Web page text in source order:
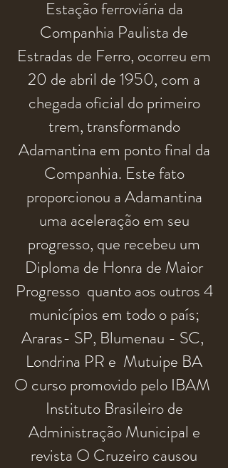
Estaçãoferroviária da
Companhia Paulista de
Estradas de Ferro, ocorreu em
20 de abril de 1950, com a
chegada oficial do primeiro
trem, transformando
Adamantina em ponto final da
Companhia. Este fato
proporcionou a Adamantina
uma aceleração em seu
progresso, que recebeu um
Diploma de Honra de Maior
Progresso quanto aos outros 4
municípios em todo o país;
Araras- SP, Blumenau - SC,
Londrina PR e Mutuipe BA
O curso promovido pelo IBAM
Instituto Brasileiro de
Administração Municipal e
revista O Cruzeiro causou